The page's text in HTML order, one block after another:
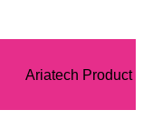
Ariatech Product